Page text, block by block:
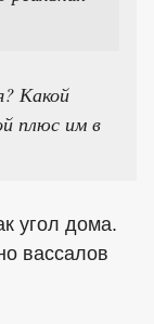
Какой
плюс им в
угол дома.
вассалов